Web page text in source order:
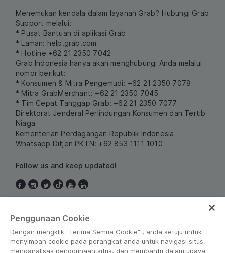
Menemukan kendala dalam layanan Grab? Hubungi Grab
Support melalui:
* Pusat Bantuan di aplikasi Grab
* Laman: help.grab.com
* Hotline +62 21 2350 7042
Grab Indonesia hanya akan menghubungi Anda melalui
nomor berikut:
* Konsumen & Mitra Pengemudi: +62 21 2350 7078
* Mitra GrabMerchant: +62 21 2350 7045
* Tim Cepat Tanggap Grab: +62 21 2350 7077
Direktorat Jenderal Perlindungan Konsumen dan Tertib
Niaga
Kementerian Perdagangan Republik Indonesia
Whatsapp Ditjen PKTN: +62 853 1111 1010
Follow us and keep updated!
Penggunaan Cookie
Dengan mengklik "Terima Semua Cookie" , anda setuju untuk
menyimpan cookie pada perangkat anda untuk navigasi situs,
menganalisas penggunaan situs, dan membantu dalam upaya